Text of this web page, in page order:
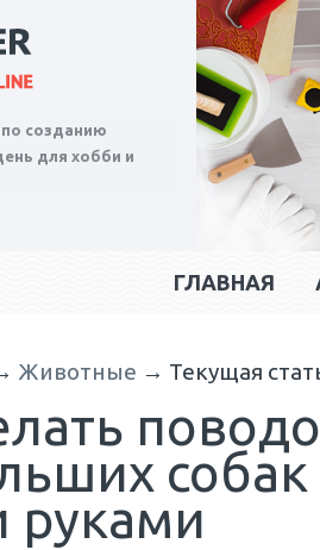
созданию
для хобби и
ГЛАВНАЯ
Животные → Текущая
руками